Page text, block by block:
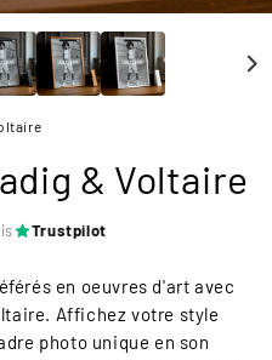
& Voltaire
Trustpilot
en oeuvres d'art avec
Affichez votre style
photo unique en son